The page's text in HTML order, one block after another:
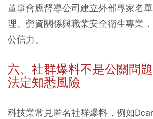
董事會應督導公司建立外部專家名
理、勞資關係與職業安全衛生專業
公信力。
六、社群爆料不是公關問
法定知悉風險
科技業常見匿名社群爆料，例如